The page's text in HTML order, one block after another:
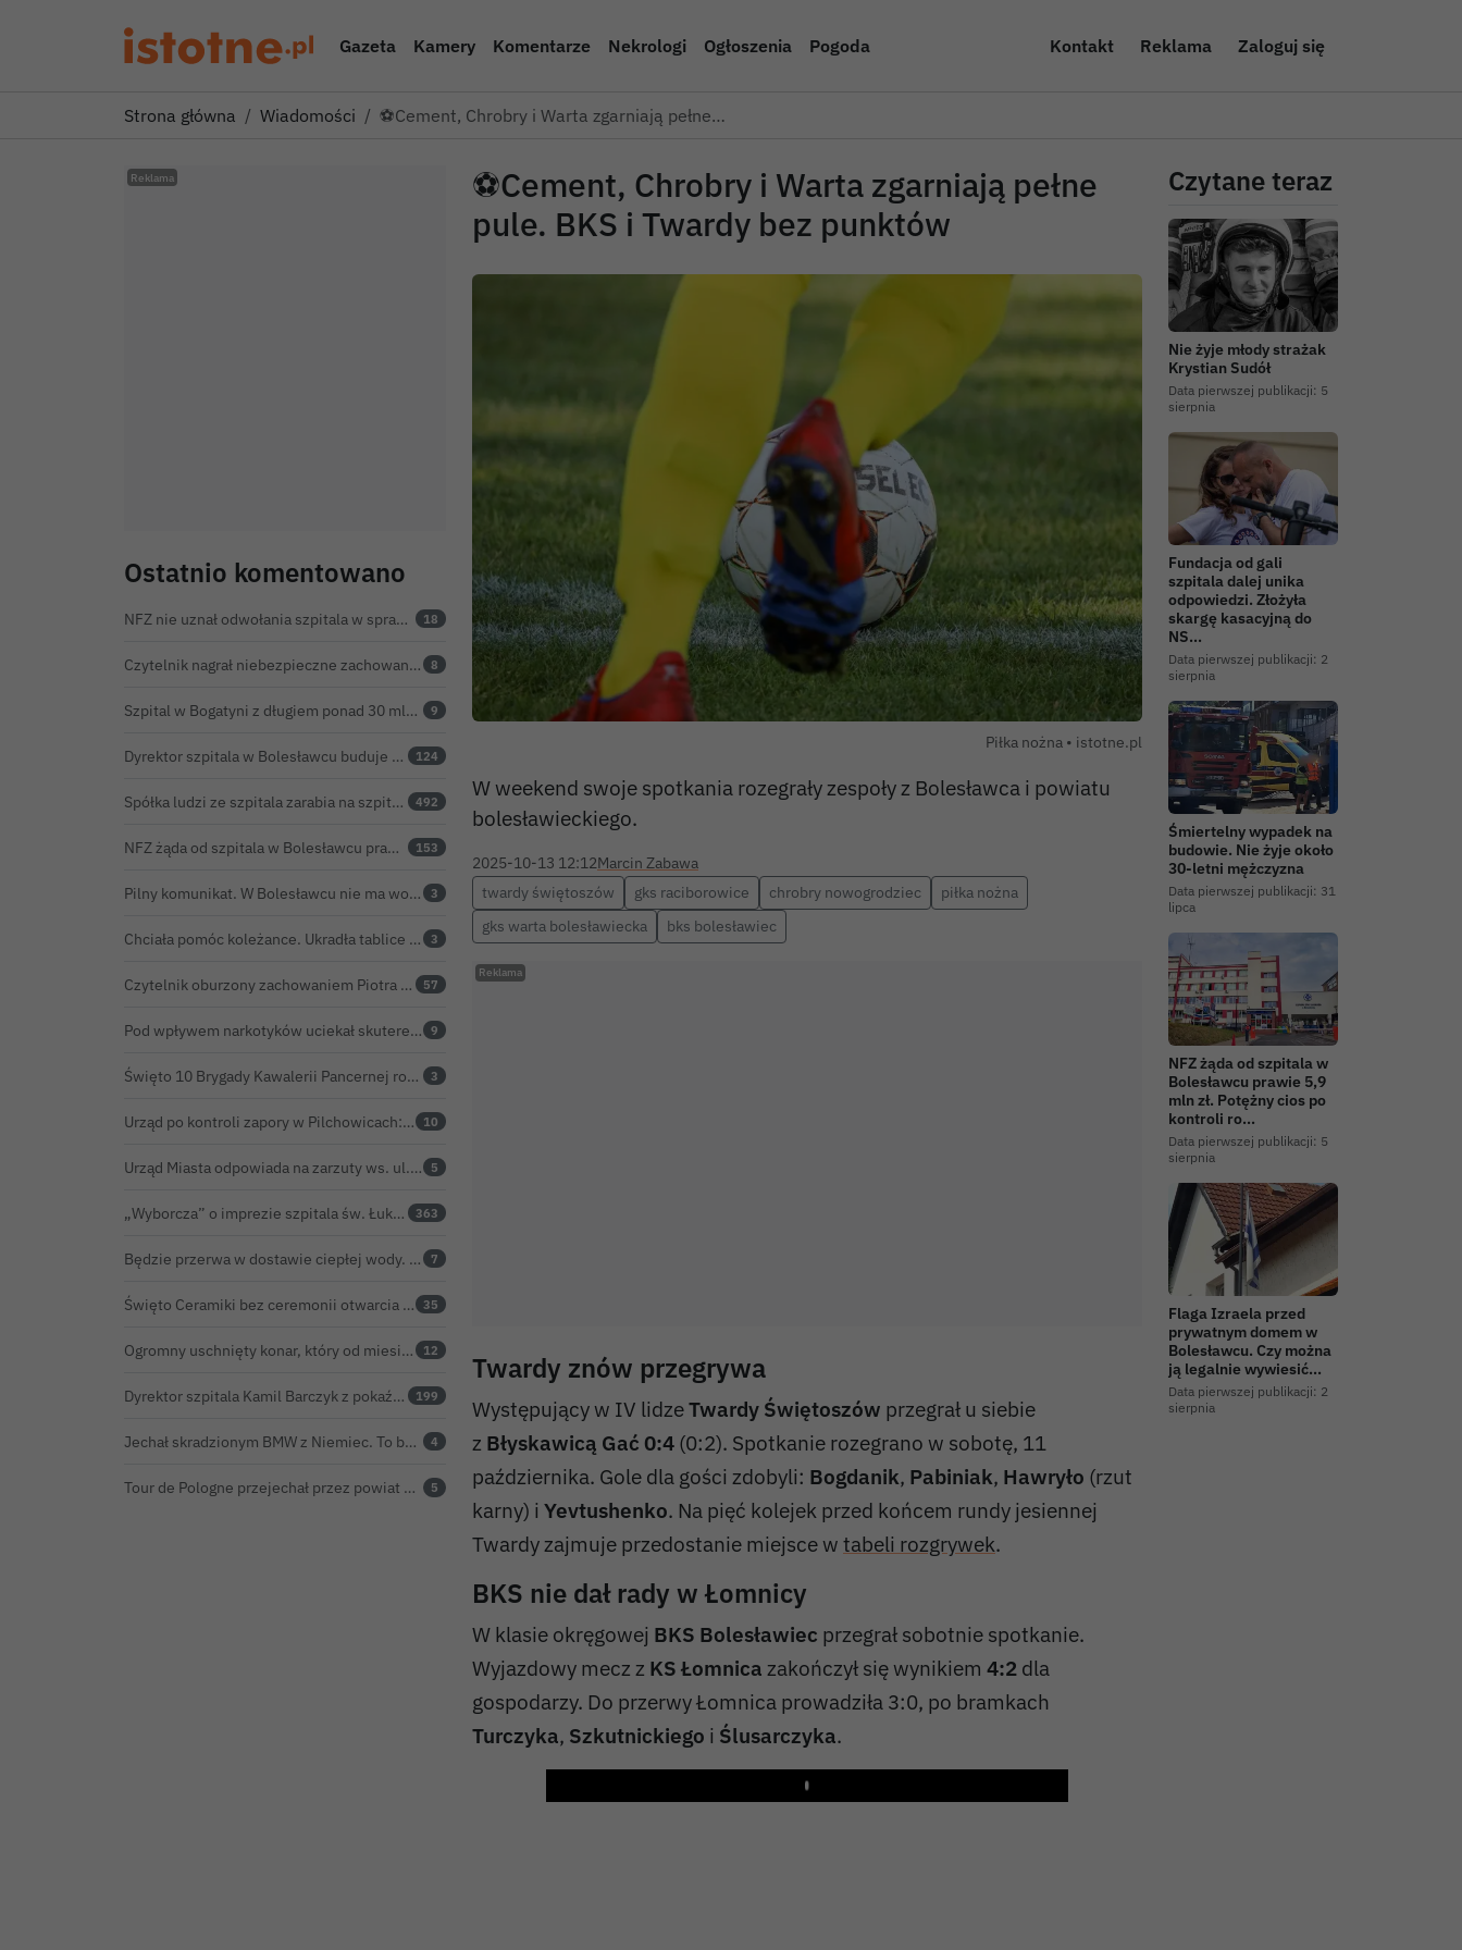
Gazeta Kamery Komentarze Nekrologi Ogłoszenia Pogoda Kontakt Reklama Zaloguj się
Strona główna Wiadomości ⚽Cement, Chrobry i Warta zgarniają pełne…
Ostatnio komentowano
NFZ nie uznał odwołania szpitala w sprawie prawie 5,9 mln zł. Barczyk: rozważamy sąd 18
Czytelnik nagrał niebezpieczne zachowanie przy przejściu dla pieszych w Bolesławcu 8
Szpital w Bogatyni z długiem ponad 30 mln zł. Ratunkiem ma być połączenie z Bolesławcem 9
Dyrektor szpitala w Bolesławcu buduje medyczne imperium. „Gazeta Wyborcza” opisuje jego działalność w całej Polsce 124
Spółka ludzi ze szpitala zarabia na szpitalu w Bolesławcu. Kwoty pozostają tajne 492
NFZ żąda od szpitala w Bolesławcu prawie 5,9 mln zł. Potężny cios po kontroli rozliczeń 153
Pilny komunikat. W Bolesławcu nie ma wody na jednej z ulic – trwa usuwanie awarii 3
Chciała pomóc koleżance. Ukradła tablice z... niewłaściwego samochodu 3
Czytelnik oburzony zachowaniem Piotra Romana na rocznicy prezydentury Karola Nawrockiego. Obejrzeliśmy nagranie 57
Pod wpływem narkotyków uciekał skuterem. Pościg zakończył w polu kukurydzy 9
Święto 10 Brygady Kawalerii Pancernej rozpoczęte. Za żołnierzami pierwszy dzień uroczystości 3
Urząd po kontroli zapory w Pilchowicach: 23,47 tony martwych ryb i zawiadomienie do prokuratury 10
Urząd Miasta odpowiada na zarzuty ws. ul. Sokolej. „Droga spełnia wszystkie normy” 5
„Wyborcza” o imprezie szpitala św. Łukasza: kontrowersyjna gala dla pracowników 363
Będzie przerwa w dostawie ciepłej wody. ZEC Bolesławiec zapowiada prace remontowe 7
Święto Ceramiki bez ceremonii otwarcia na dworcu. Co z obietnicą prezydenta Bolesławca? 35
Ogromny uschnięty konar, który od miesięcy zagrażał ludziom w Bolesławcu, wycięty 12
Dyrektor szpitala Kamil Barczyk z pokaźnym majątkiem 199
Jechał skradzionym BMW z Niemiec. To był dopiero początek problemów 33-latka 4
Tour de Pologne przejechał przez powiat bolesławiecki. Zobacz wideo z Zebrzydowej 5
⚽Cement, Chrobry i Warta zgarniają pełne
pule. BKS i Twardy bez punktów
Piłka nożna • Autor zdjęcia:
istotne.pl
W weekend swoje spotkania rozegrały zespoły z Bolesławca i powiatu
bolesławieckiego.
2025-10-13 12:12Marcin Zabawa
twardy świętoszów
gks raciborowice chrobry nowogrodziec
piłka nożna
gks warta bolesławiecka
bks bolesławiec
Twardy znów przegrywa
Występujący w IV lidzeTwardy Świętoszów przegrał u siebie
z Błyskawicą Gać 0:4 (0:2). Spotkanie rozegrano w sobotę, 11
października. Gole dla gości zdobyli: Bogdanik, Pabiniak, Hawryło (rzut
karny) i Yevtushenko. Na pięć kolejek przed końcem rundy jesiennej
Twardy zajmuje przedostanie miejsce w tabeli rozgrywek.
BKS nie dał rady w Łomnicy
W klasie okręgowej BKS Bolesławiec przegrał sobotnie spotkanie.
Wyjazdowy mecz z KS Łomnica zakończył się wynikiem 4:2 dla
gospodarzy. Do przerwy Łomnica prowadziła 3:0, po bramkach
Turczyka, Szkutnickiego i Ślusarczyka.
Play
Czytane teraz
Nie żyje młody strażak
Krystian Sudół
Data pierwszej publikacji: 5
sierpnia
Fundacja od gali
szpitala dalej unika
odpowiedzi. Złożyła
skargę kasacyjną do
NS…
Data pierwszej publikacji: 2
sierpnia
Śmiertelny wypadek na
budowie. Nie żyje około
30-letni mężczyzna
Data pierwszej publikacji: 31
lipca
NFZ żąda od szpitala w
Bolesławcu prawie 5,9
mln zł. Potężny cios po
kontroli ro…
Data pierwszej publikacji: 5
sierpnia
Flaga Izraela przed
prywatnym domem w
Bolesławcu. Czy można
ją legalnie wywiesić…
Data pierwszej publikacji: 2
sierpnia